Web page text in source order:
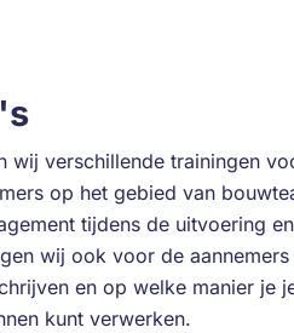
wij verschillende trainingen
op het gebied van
tijdens de uitvoering
wij ook voor de
en op welke manier je
kunt verwerken.